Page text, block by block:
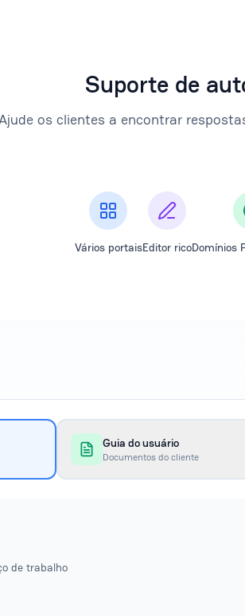
Suporte de
os clientes a encontrar
Vários portaisEditor ricoDomínios
Guia do usuário
Documentos do cliente
de trabalho